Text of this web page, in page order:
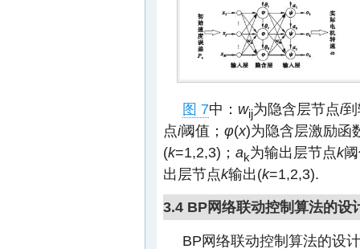
图 7中： wij为隐含层节点i
点i阈值； φ(x)为隐含层激励函
(k=1,2,3)； ak为输出层节点k
出层节点k输出(k=1,2,3).
3.4 BP网络联动控制算法的设
BP网络联动控制算法的设